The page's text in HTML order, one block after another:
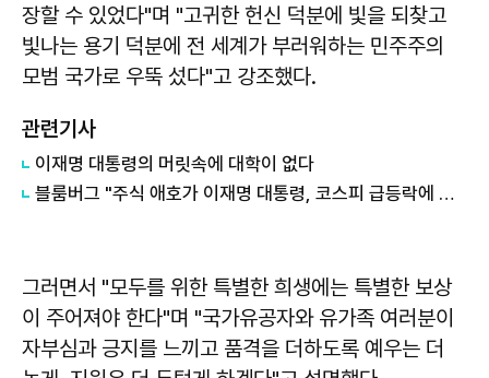
장할 수 있었다"며 "고귀한 헌신 덕분에 빛을 되찾고
빛나는 용기 덕분에 전 세계가 부러워하는 민주주의
모범 국가로 우뚝 섰다"고 강조했다.
관련기사
이재명 대통령의 머릿속에 대학이 없다
블룸버그 "주식 애호가 이재명 대통령, 코스피 급등락에 역풍"
그러면서 "모두를 위한 특별한 희생에는 특별한 보상
이 주어져야 한다"며 "국가유공자와 유가족 여러분이
자부심과 긍지를 느끼고 품격을 더하도록 예우는 더